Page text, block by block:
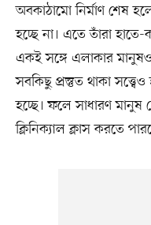
অবকাঠামো নির্মাণ শেষ
হচ্ছে না। এতে তাঁরা
একই সঙ্গে এলাকার মানুষও
সবকিছু প্রস্তুত থাকা
হচ্ছে। ফলে সাধারণ মানুষ
ক্লিনিক্যাল ক্লাস করতে